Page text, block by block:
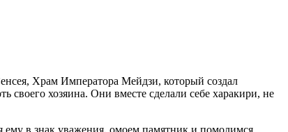
Храм Императора Мейдзи, который создал
хозяина. Они вместе сделали себе харакири, не
в знак уважения, омоем памятник и помолимся